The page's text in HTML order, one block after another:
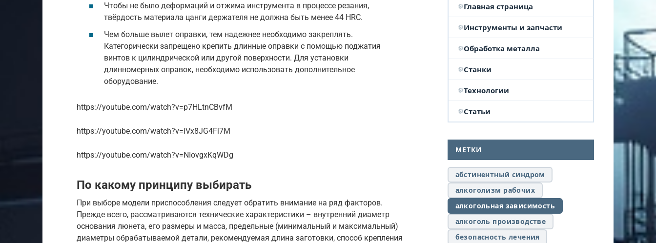
Чтобы не было деформаций и отжима инструмента в процессе резания,
твёрдость материала цанги держателя не должна быть менее 44 HRС.
Чем больше вылет оправки, тем надежнее необходимо закреплять.
Категорически запрещено крепить длинные оправки с помощью поджатия
винтов к цилиндрической или другой поверхности. Для установки
длинномерных оправок, необходимо использовать дополнительное
оборудование.
https://youtube.com/watch?v=p7HLtnCBvfM
https://youtube.com/watch?v=iVx8JG4Fi7M
https://youtube.com/watch?v=NIovgxKqWDg
По какому принципу выбирать
При выборе модели приспособления следует обратить внимание на ряд факторов.
Прежде всего, рассматриваются технические характеристики – внутренний диаметр
основания люнета, его размеры и масса, предельные (минимальный и максимальный)
диаметры обрабатываемой детали, рекомендуемая длина заготовки, способ крепления
Главная страница
Инструменты и запчасти
Обработка металла
Станки
Технологии
Статьи
МЕТКИ
абстинентный синдром
алкоголизм рабочих
алкогольная зависимость
алкоголь производстве
безопасность лечения